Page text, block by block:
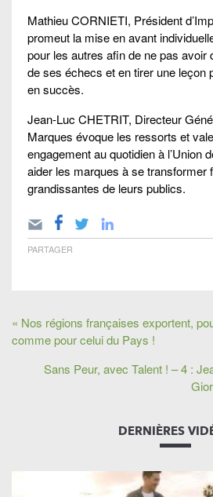
Mathieu CORNIETI, Président
promeut la mise en avant
pour les autres afin de ne pas avoir
de ses échecs et en tirer une leçon
en succès.
Jean-Luc CHETRIT, Directeur
Marques évoque les ressorts et
engagement au quotidien à l’Union
aider les marques à se transformer
grandissantes de leurs publics.
PARTAGER
« Nos régions françaises exportent,
comme pour celui du Pays !
Sans Peur, avec Talent ! – 4 :
DERNIÈRES